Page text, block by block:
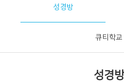
성경방
큐티학교
성경방